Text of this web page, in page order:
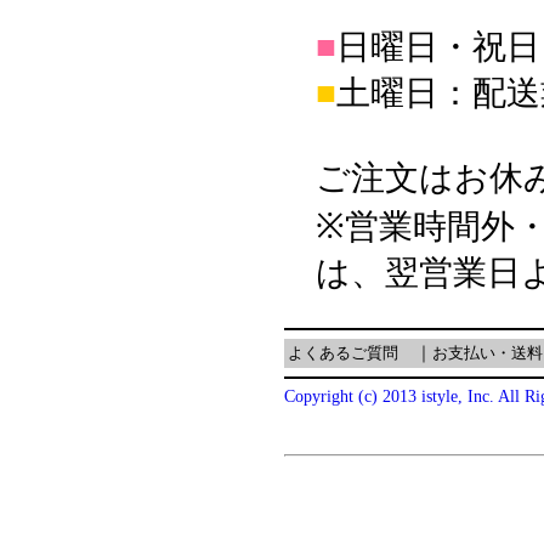
■ 日曜日・祝
■土曜日：配
ご注文はお休
※営業時間外
は、翌営業日
よくあるご質問 お支払い・送料
Copyright (c) 2013 istyle, Inc. All